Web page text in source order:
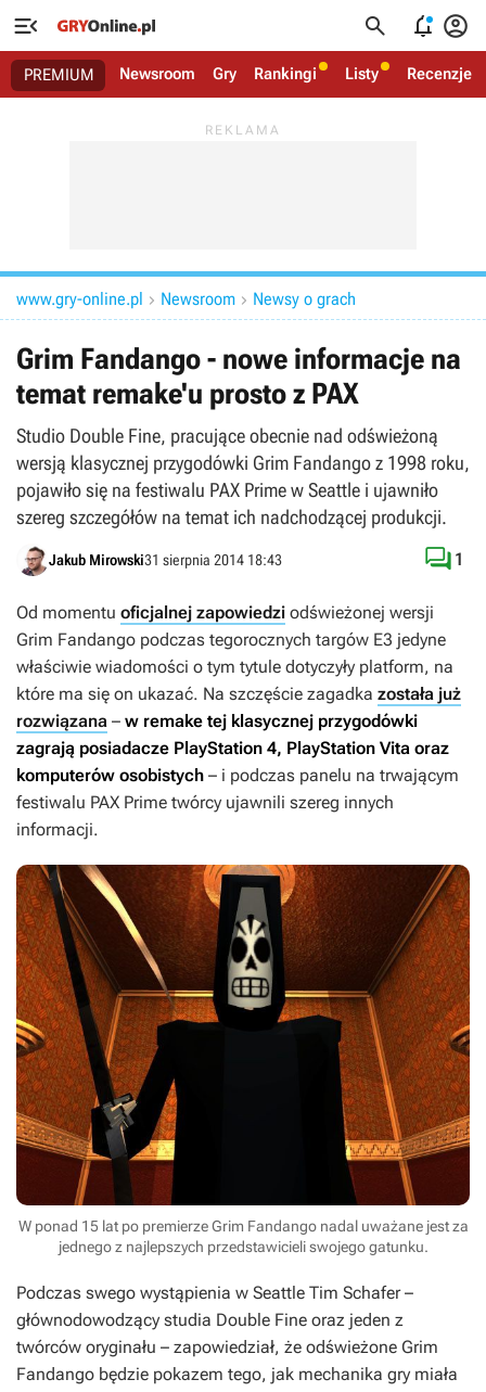
   
PREMIUM Newsroom Gry Rankingi Listy Recenzje
www.gry-online.pl  Newsroom  Newsy o grach
Grim Fandango - nowe informacje na
temat remake'u prosto z PAX
Studio Double Fine, pracujące obecnie nad odświeżoną
wersją klasycznej przygodówki Grim Fandango z 1998 roku,
pojawiło się na festiwalu PAX Prime w Seattle i ujawniło
szereg szczegółów na temat ich nadchodzącej produkcji.
Jakub Mirowski31 sierpnia 2014 18:43  1
Od momentu oficjalnej zapowiedzi odświeżonej wersji
Grim Fandango podczas tegorocznych targów E3 jedyne
właściwie wiadomości o tym tytule dotyczyły platform, na
które ma się on ukazać. Na szczęście zagadka została już
rozwiązana – w remake tej klasycznej przygodówki
zagrają posiadacze PlayStation 4, PlayStation Vita oraz
komputerów osobistych – i podczas panelu na trwającym
festiwalu PAX Prime twórcy ujawnili szereg innych
informacji.
W ponad 15 lat po premierze Grim Fandango nadal uważane jest za
jednego z najlepszych przedstawicieli swojego gatunku.
Podczas swego wystąpienia w Seattle Tim Schafer –
głównodowodzący studia Double Fine oraz jeden z
twórców oryginału – zapowiedział, że odświeżone Grim
Fandango będzie pokazem tego, jak mechanika gry miała